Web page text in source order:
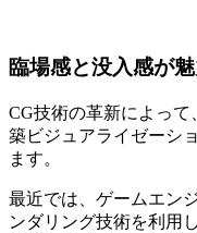
臨場感と没入感が
CG技術の革新によっ
築ビジュアライゼーシ
ます。
最近では、ゲームエン
ンダリング技術を利用